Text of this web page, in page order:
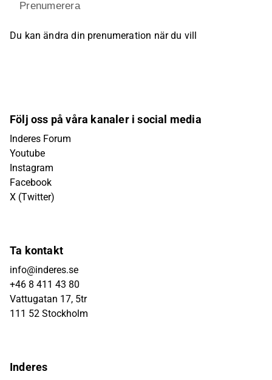
Prenumerera
Du kan ändra din prenumeration när du vill
Följ oss på våra kanaler i social media
Inderes Forum
Youtube
Instagram
Facebook
X (Twitter)
Ta kontakt
info@inderes.se
+46 8 411 43 80
Vattugatan 17, 5tr
111 52 Stockholm
Inderes